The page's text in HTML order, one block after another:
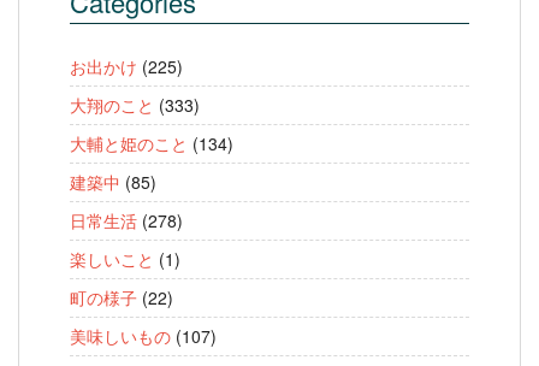
お出かけ (225)
大翔のこと (333)
大輔と姫のこと (134)
建築中 (85)
日常生活 (278)
楽しいこと (1)
町の様子 (22)
美味しいもの (107)